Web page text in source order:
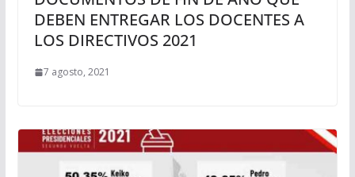
DEBEN ENTREGAR LOS DOCENTES A
LOS DIRECTIVOS 2021
7 agosto, 2021